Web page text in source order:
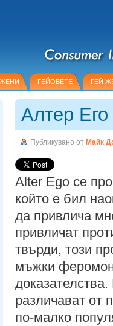
ГЕЙОВЕТЕ ГЕЙ
Алтер
Публикувано от Майк
Alter Ego се
който е бил
да привлича
привличат
твърди, този
мъжки
различават от
по-малко